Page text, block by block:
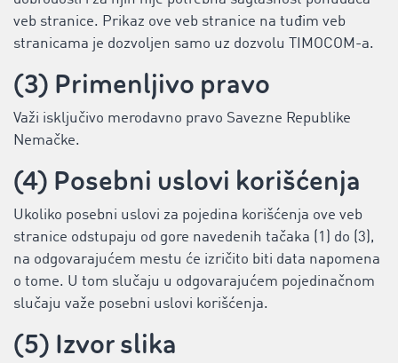
veb stranice. Prikaz ove veb stranice na tuđim veb
stranicama je dozvoljen samo uz dozvolu TIMOCOM-a.
(3) Primenljivo pravo
Važi isključivo merodavno pravo Savezne Republike
Nemačke.
(4) Posebni uslovi korišćenja
Ukoliko posebni uslovi za pojedina korišćenja ove veb
stranice odstupaju od gore navedenih tačaka (1) do (3),
na odgovarajućem mestu će izričito biti data napomena
o tome. U tom slučaju u odgovarajućem pojedinačnom
slučaju važe posebni uslovi korišćenja.
(5) Izvor slika